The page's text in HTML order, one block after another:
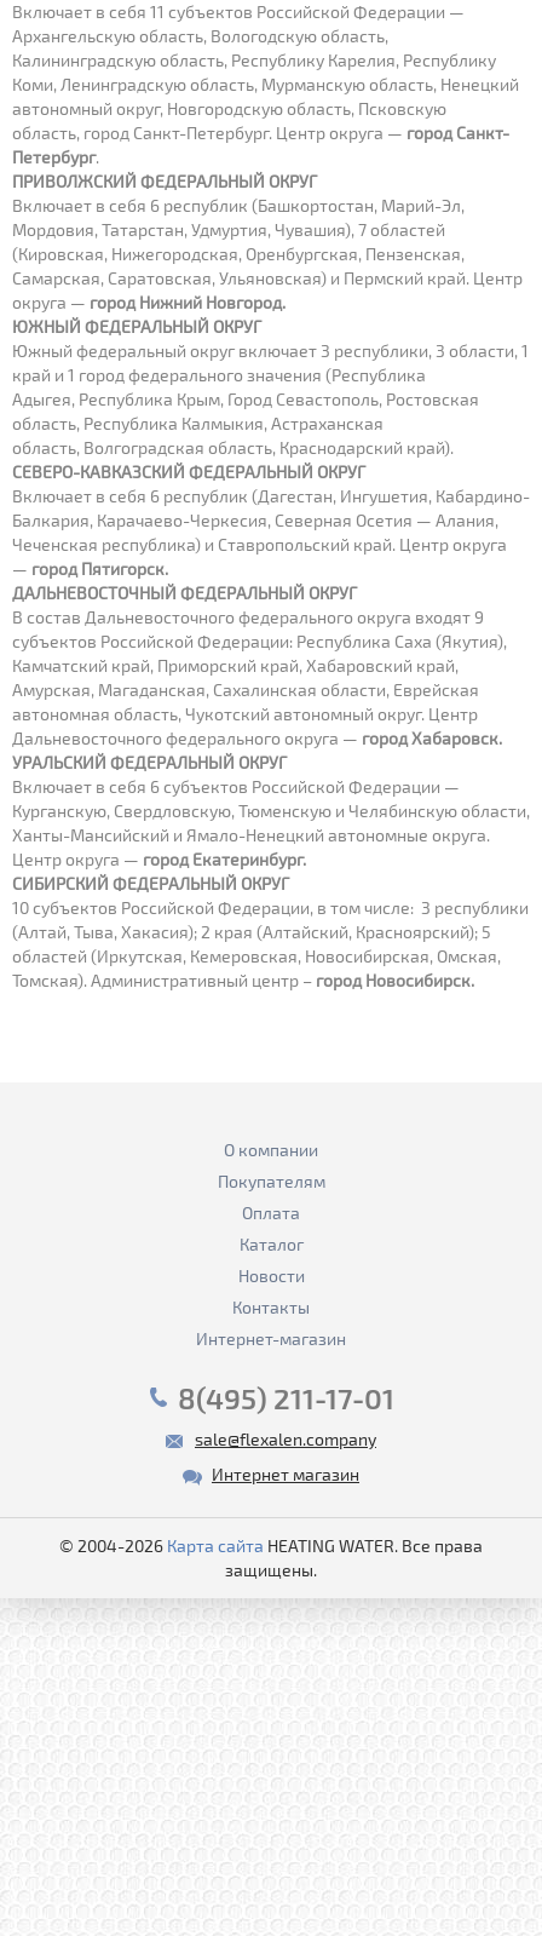
Включает в себя 11 субъектов Российской Федерации —
Архангельскую область, Вологодскую область,
Калининградскую область, Республику Карелия, Республику
Коми, Ленинградскую область, Мурманскую область, Ненецкий
автономный округ, Новгородскую область, Псковскую
область, город Санкт-Петербург. Центр округа — город Санкт-
Петербург.
ПРИВОЛЖСКИЙ ФЕДЕРАЛЬНЫЙ ОКРУГ
Включает в себя 6 республик (Башкортостан, Марий-Эл,
Мордовия, Татарстан, Удмуртия, Чувашия), 7 областей
(Кировская, Нижегородская, Оренбургская, Пензенская,
Самарская, Саратовская, Ульяновская) и Пермский край. Центр
округа — город Нижний Новгород.
ЮЖНЫЙ ФЕДЕРАЛЬНЫЙ ОКРУГ
Южный федеральный округ включает 3 республики, 3 области, 1
край и 1 город федерального значения (Республика
Адыгея, Республика Крым, Город Севастополь, Ростовская
область, Республика Калмыкия, Астраханская
область, Волгоградская область, Краснодарский край).
СЕВЕРО-КАВКАЗСКИЙ ФЕДЕРАЛЬНЫЙ ОКРУГ
Включает в себя 6 республик (Дагестан, Ингушетия, Кабардино-
Балкария, Карачаево-Черкесия, Северная Осетия — Алания,
Чеченская республика) и Ставропольский край. Центр округа
— город Пятигорск.
ДАЛЬНЕВОСТОЧНЫЙ ФЕДЕРАЛЬНЫЙ ОКРУГ
В состав Дальневосточного федерального округа входят 9
субъектов Российской Федерации: Республика Саха (Якутия),
Камчатский край, Приморский край, Хабаровский край,
Амурская, Магаданская, Сахалинская области, Еврейская
автономная область, Чукотский автономный округ. Центр
Дальневосточного федерального округа — город Хабаровск.
УРАЛЬСКИЙ ФЕДЕРАЛЬНЫЙ ОКРУГ
Включает в себя 6 субъектов Российской Федерации —
Курганскую, Свердловскую, Тюменскую и Челябинскую области,
Ханты-Мансийский и Ямало-Ненецкий автономные округа.
Центр округа — город Екатеринбург.
СИБИРСКИЙ ФЕДЕРАЛЬНЫЙ ОКРУГ
10 субъектов Российской Федерации, в том числе: 3 республики
(Алтай, Тыва, Хакасия); 2 края (Алтайский, Красноярский); 5
областей (Иркутская, Кемеровская, Новосибирская, Омская,
Томская). Административный центр – город Новосибирск.
О компании
Покупателям
Оплата
Каталог
Новости
Контакты
Интернет-магазин
8(495) 211-17-01
sale@flexalen.company
Интернет магазин
© 2004-2026 Карта сайта HEATING WATER. Все права
защищены.